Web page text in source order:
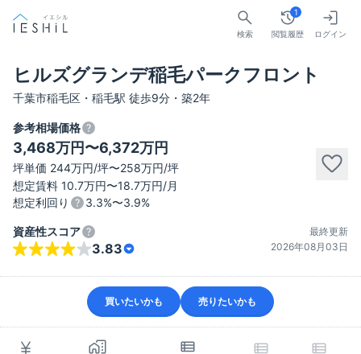
検索 閲覧履歴
1
ログイン
ヒルズグランデ稲毛パークフロント
千葉市稲毛区・稲毛駅 徒歩9分・築2年
参考相場価格
3,468万円〜6,372万円
坪単価 244万円/坪〜258万円/坪
想定賃料 10.7万円〜18.7万円/月
想定利回り
3.3%〜3.9%
資産性スコア
3.83
最終更新
2026年08月03日
買いたいかも 売りたいかも